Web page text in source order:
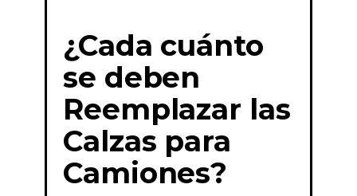
¿Cada cuánto
se deben
Reemplazar las
Calzas para
Camiones?